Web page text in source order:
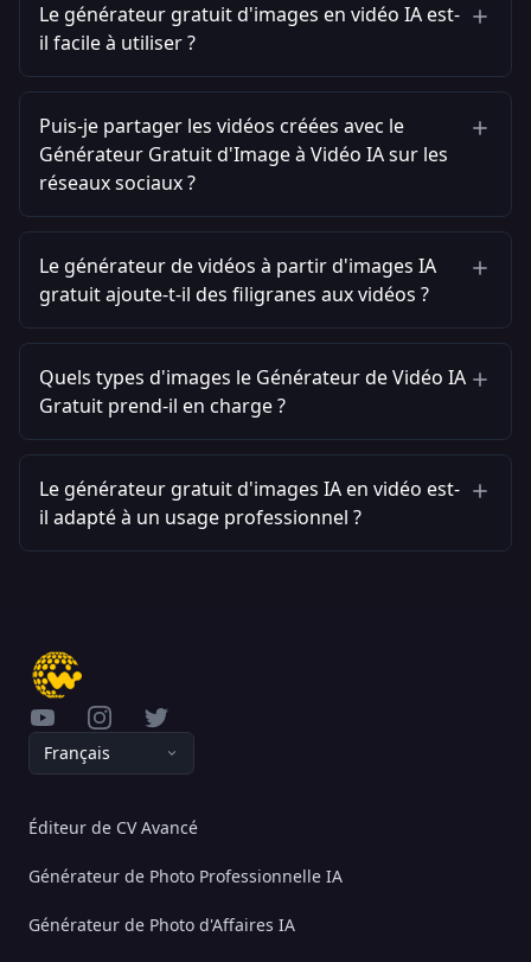
Le générateur gratuit d'images en vidéo IA est-
il facile à utiliser ?
Puis-je partager les vidéos créées avec le
Générateur Gratuit d'Image à Vidéo IA sur les
réseaux sociaux ?
Le générateur de vidéos à partir d'images IA
gratuit ajoute-t-il des filigranes aux vidéos ?
Quels types d'images le Générateur de Vidéo IA
Gratuit prend-il en charge ?
Le générateur gratuit d'images IA en vidéo est-
il adapté à un usage professionnel ?
YouTubeInstagramTwitter
Français
Éditeur de CV Avancé
Générateur de Photo Professionnelle IA
Générateur de Photo d'Affaires IA